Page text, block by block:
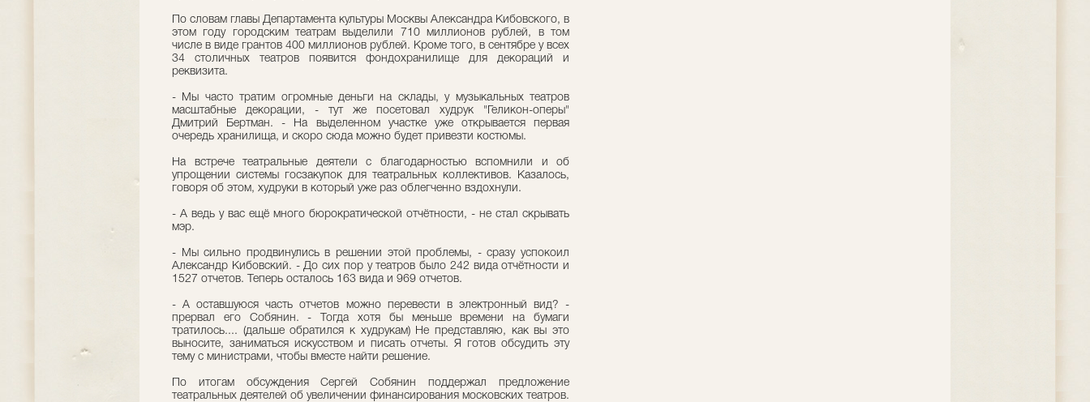
По словам главы Департамента культуры Москвы Александра Кибовского, в
этом году городским театрам выделили 710 миллионов рублей, в том
числе в виде грантов 400 миллионов рублей. Кроме того, в сентябре у всех
34 столичных театров появится фондохранилище для декораций и
реквизита.
- Мы часто тратим огромные деньги на склады, у музыкальных театров
масштабные декорации, - тут же посетовал худрук "Геликон-оперы"
Дмитрий Бертман. - На выделенном участке уже открывается первая
очередь хранилища, и скоро сюда можно будет привезти костюмы.
На встрече театральные деятели с благодарностью вспомнили и об
упрощении системы госзакупок для театральных коллективов. Казалось,
говоря об этом, худруки в который уже раз облегченно вздохнули.
- А ведь у вас ещё много бюрократической отчётности, - не стал скрывать
мэр.
- Мы сильно продвинулись в решении этой проблемы, - сразу успокоил
Александр Кибовский. - До сих пор у театров было 242 вида отчётности и
1527 отчетов. Теперь осталось 163 вида и 969 отчетов.
- А оставшуюся часть отчетов можно перевести в электронный вид? -
прервал его Собянин. - Тогда хотя бы меньше времени на бумаги
тратилось.... (дальше обратился к худрукам) Не представляю, как вы это
выносите, заниматься искусством и писать отчеты. Я готов обсудить эту
тему с министрами, чтобы вместе найти решение.
По итогам обсуждения Сергей Собянин поддержал предложение
театральных деятелей об увеличении финансирования московских театров.